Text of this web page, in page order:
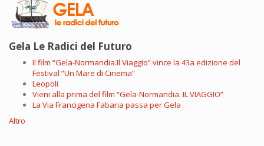
Gela Le Radici del Futuro
Il film “Gela-Normandia.Il Viaggio” vince la 43a edizione del
Festival “Un Mare di Cinema”
Leopoli
Vieni alla prima del film “Gela-Normandia. IL VIAGGIO”
La Via Francigena Fabaria passa per Gela
Altro